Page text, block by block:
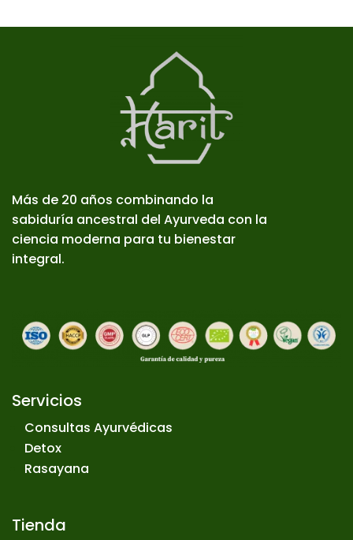
Más de 20 años combinando la
sabiduría ancestral del Ayurveda con la
ciencia moderna para tu bienestar
integral.
Servicios
Consultas Ayurvédicas
Detox
Rasayana
Tienda